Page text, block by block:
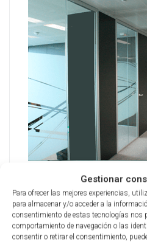
Gestionar
Para ofrecer las mejores experiencias,
para almacenar y/o acceder a la
consentimiento de estas tecnologías nos
comportamiento de navegación o las
consentir o retirar el consentimiento,
GLASS – Mampara